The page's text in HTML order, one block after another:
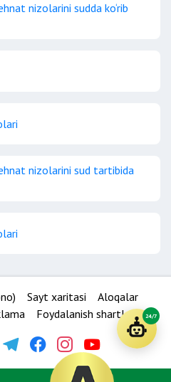
nizolarini sudda ko‘rib
nizolarini sud tartibida
Sayt xaritasi
Aloqalar
Foydalanish shartlari 24/7